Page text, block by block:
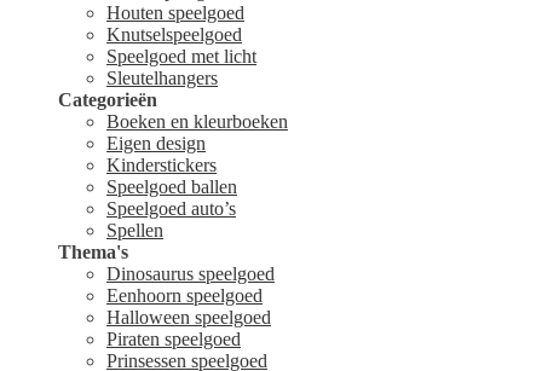
Houten speelgoed
Knutselspeelgoed
Speelgoed met licht
Sleutelhangers
Categorieën
Boeken en kleurboeken
Eigen design
Kinderstickers
Speelgoed ballen
Speelgoed auto’s
Spellen
Thema's
Dinosaurus speelgoed
Eenhoorn speelgoed
Halloween speelgoed
Piraten speelgoed
Prinsessen speelgoed